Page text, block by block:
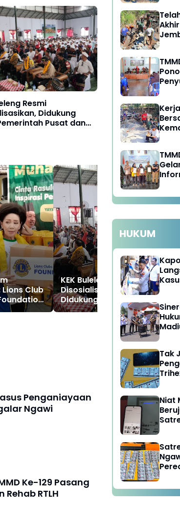
Resmi
Didukung
Pusat dan
Club
Bali
KEK Buleleng Resmi
Disosialisasikan,
Didukung Penuh
Pemerintah Pusat dan
Daerah - Bali Utara
Menuju Panggung Global
Penganiayaan
Ngawi
Ke-129 Pasang
RTLH
RTLH
HUKUM
Tak
Niat